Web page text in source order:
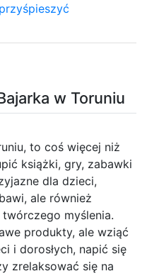
w Toruniu
to coś więcej niż
książki, gry, zabawki
dla dzieci,
ale również
myślenia.
produkty, ale wziąć
i dorosłych, napić się
zrelaksować się na